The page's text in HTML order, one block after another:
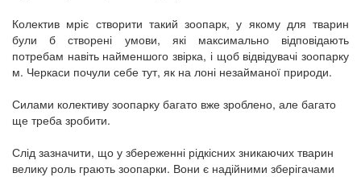
Колектив мріє створити такий зоопарк, у якому для тварин
були б створені умови, які максимально відповідають
потребам навіть найменшого звірка, і щоб відвідувачі зоопарку
м. Черкаси почули себе тут, як на лоні незайманої природи.
Силами колективу зоопарку багато вже зроблено, але багато
ще треба зробити.
Слід зазначити, що у збереженні рідкісних зникаючих тварин
велику роль грають зоопарки. Вони є надійними зберігачами